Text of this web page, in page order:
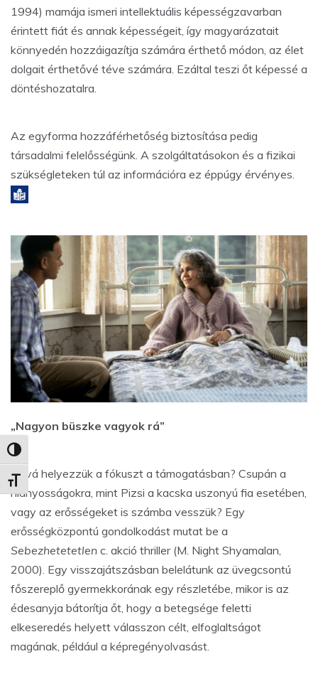
Nagy kontraszt váltása
Betűméret váltása
1994) mamája ismeri intellektuális képességzavarban
érintett fiát és annak képességeit, így magyarázatait
könnyedén hozzáigazítja számára érthető módon, az élet
dolgait érthetővé téve számára. Ezáltal teszi őt képessé a
döntéshozatalra.
Az egyforma hozzáférhetőség biztosítása pedig
társadalmi felelősségünk. A szolgáltatásokon és a fizikai
szükségleteken túl az információra ez éppúgy érvényes.
„Nagyon büszke vagyok rá”
Hová helyezzük a fókuszt a támogatásban? Csupán a
hiányosságokra, mint Pizsi a kacska uszonyú fia esetében,
vagy az erősségeket is számba vesszük? Egy
erősségközpontú gondolkodást mutat be a
Sebezhetetetlen c. akció thriller (M. Night Shyamalan,
2000). Egy visszajátszásban belelátunk az üvegcsontú
főszereplő gyermekkorának egy részletébe, mikor is az
édesanyja bátorítja őt, hogy a betegsége feletti
elkeseredés helyett válasszon célt, elfoglaltságot
magának, például a képregényolvasást.